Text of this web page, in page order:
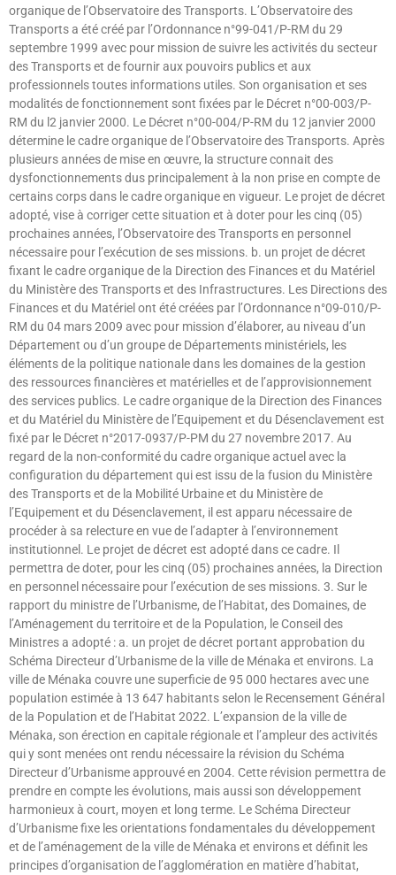
organique de l’Observatoire des Transports. L’Observatoire des
Transports a été créé par l’Ordonnance n°99-041/P-RM du 29
septembre 1999 avec pour mission de suivre les activités du secteur
des Transports et de fournir aux pouvoirs publics et aux
professionnels toutes informations utiles. Son organisation et ses
modalités de fonctionnement sont fixées par le Décret n°00-003/P-
RM du l2 janvier 2000. Le Décret n°00-004/P-RM du 12 janvier 2000
détermine le cadre organique de l’Observatoire des Transports. Après
plusieurs années de mise en œuvre, la structure connait des
dysfonctionnements dus principalement à la non prise en compte de
certains corps dans le cadre organique en vigueur. Le projet de décret
adopté, vise à corriger cette situation et à doter pour les cinq (05)
prochaines années, l’Observatoire des Transports en personnel
nécessaire pour l’exécution de ses missions. b. un projet de décret
fixant le cadre organique de la Direction des Finances et du Matériel
du Ministère des Transports et des Infrastructures. Les Directions des
Finances et du Matériel ont été créées par l’Ordonnance n°09-010/P-
RM du 04 mars 2009 avec pour mission d’élaborer, au niveau d’un
Département ou d’un groupe de Départements ministériels, les
éléments de la politique nationale dans les domaines de la gestion
des ressources financières et matérielles et de l’approvisionnement
des services publics. Le cadre organique de la Direction des Finances
et du Matériel du Ministère de l’Equipement et du Désenclavement est
fixé par le Décret n°2017-0937/P-PM du 27 novembre 2017. Au
regard de la non-conformité du cadre organique actuel avec la
configuration du département qui est issu de la fusion du Ministère
des Transports et de la Mobilité Urbaine et du Ministère de
l’Equipement et du Désenclavement, il est apparu nécessaire de
procéder à sa relecture en vue de l’adapter à l’environnement
institutionnel. Le projet de décret est adopté dans ce cadre. Il
permettra de doter, pour les cinq (05) prochaines années, la Direction
en personnel nécessaire pour l’exécution de ses missions. 3. Sur le
rapport du ministre de l’Urbanisme, de l’Habitat, des Domaines, de
l’Aménagement du territoire et de la Population, le Conseil des
Ministres a adopté : a. un projet de décret portant approbation du
Schéma Directeur d’Urbanisme de la ville de Ménaka et environs. La
ville de Ménaka couvre une superficie de 95 000 hectares avec une
population estimée à 13 647 habitants selon le Recensement Général
de la Population et de l’Habitat 2022. L’expansion de la ville de
Ménaka, son érection en capitale régionale et l’ampleur des activités
qui y sont menées ont rendu nécessaire la révision du Schéma
Directeur d’Urbanisme approuvé en 2004. Cette révision permettra de
prendre en compte les évolutions, mais aussi son développement
harmonieux à court, moyen et long terme. Le Schéma Directeur
d’Urbanisme fixe les orientations fondamentales du développement
et de l’aménagement de la ville de Ménaka et environs et définit les
principes d’organisation de l’agglomération en matière d’habitat,